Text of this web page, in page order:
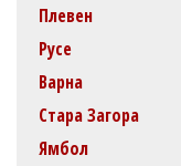
Плевен
Русе
Варна
Стара Загора
Ямбол